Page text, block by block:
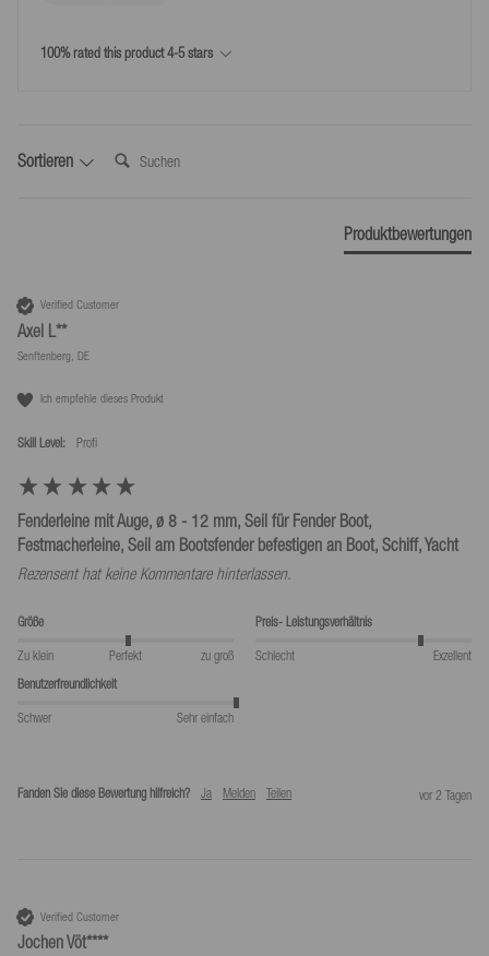
*Kostenlose Rücksendungen nur laut unseren Bedingungen, sofern das bei uns
bereitgestellte Retourenlabel genutzt wird.
100% rated this product 4-5 stars
Sortieren Suchen:
Produktbewertungen
Verified Customer
Axel L**
Senftenberg, DE
Ich empfehle dieses Produkt
Skill Level: Profi
Fenderleine mit Auge, ø 8 - 12 mm, Seil für Fender Boot,
Festmacherleine, Seil am Bootsfender befestigen an Boot, Schiff, Yacht
Rezensent hat keine Kommentare hinterlassen.
Größe
Zu klein Perfekt zu groß
Preis- Leistungsverhältnis
Schlecht
Exzellent
Benutzerfreundlichkeit
Schwer Sehr einfach
Fanden Sie diese Bewertung hilfreich? Ja Melden Teilen vor 2 Tagen
Verified Customer
Jochen Vöt****